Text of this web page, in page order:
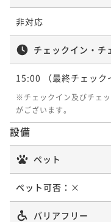
非対応
チェックイン・チ
15:00 （最終チェック
※チェックイン及びチェ
がございます。
設備
ペット
ペット可否： ×
バリアフリー